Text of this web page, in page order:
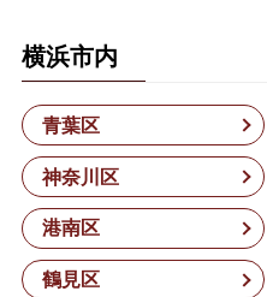
横浜市内
青葉区
神奈川区
港南区
鶴見区